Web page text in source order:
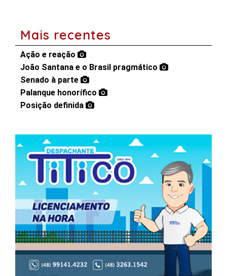
Mais recentes
Ação e reação
João Santana e o Brasil pragmático
Senado à parte
Palanque honorífico
Posição definida